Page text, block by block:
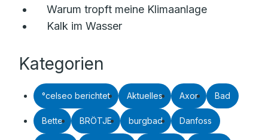
Warum tropft meine Klimaanlage
Kalk im Wasser
Kategorien
°celseo berichtet Aktuelles Axor Bad
Bette BRÖTJE burgbad Danfoss